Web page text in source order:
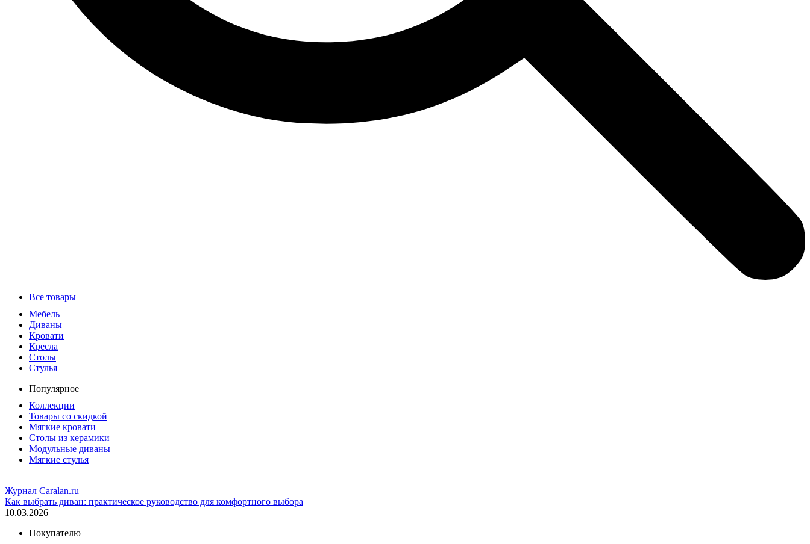
Все товары
Мебель
Диваны
Кровати
Кресла
Столы
Стулья
Популярное
Коллекции
Товары со скидкой
Мягкие кровати
Столы из керамики
Модульные диваны
Мягкие стулья
Журнал Caralan.ru
Как выбрать диван: практическое руководство для комфортного выбора
10.03.2026
Покупателю